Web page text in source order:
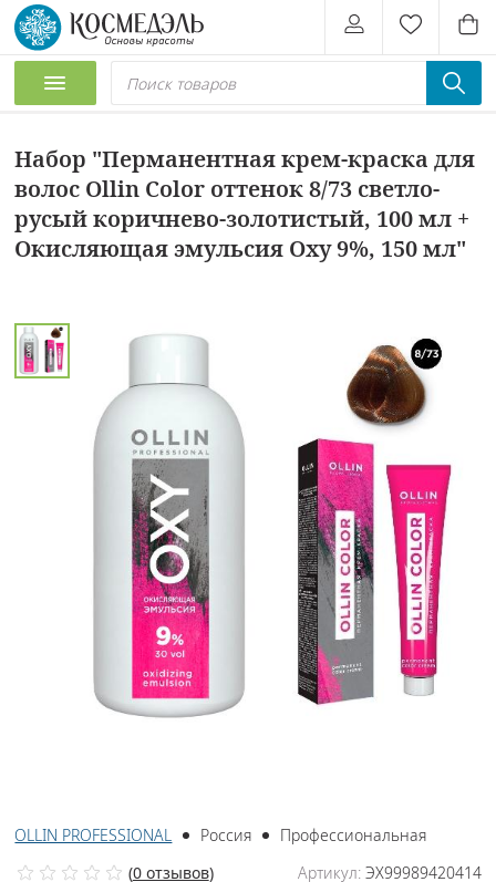
Набор "Перманентная крем-краска для
волос Ollin Color оттенок 8/73 светло-
русый коричнево-золотистый, 100 мл +
Окисляющая эмульсия Oxy 9%, 150 мл"
OLLIN PROFESSIONAL Россия
Профессиональная
Артикул:ЭХ99989420414
(0 отзывов)